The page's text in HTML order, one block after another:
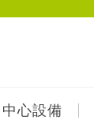
中心設備